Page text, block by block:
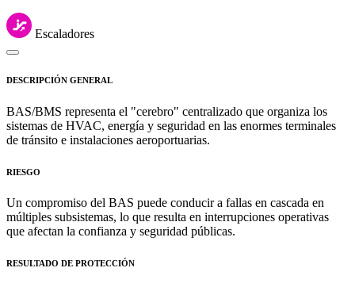
Escaladores
DESCRIPCIÓN GENERAL
BAS/BMS representa el "cerebro" centralizado que organiza los
sistemas de HVAC, energía y seguridad en las enormes terminales
de tránsito e instalaciones aeroportuarias.
RIESGO
Un compromiso del BAS puede conducir a fallas en cascada en
múltiples subsistemas, lo que resulta en interrupciones operativas
que afectan la confianza y seguridad públicas.
RESULTADO DE PROTECCIÓN